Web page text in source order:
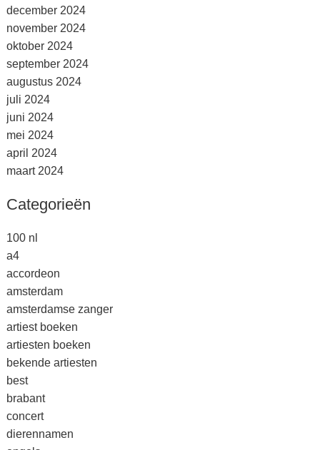
december 2024
november 2024
oktober 2024
september 2024
augustus 2024
juli 2024
juni 2024
mei 2024
april 2024
maart 2024
Categorieën
100 nl
a4
accordeon
amsterdam
amsterdamse zanger
artiest boeken
artiesten boeken
bekende artiesten
best
brabant
concert
dierennamen